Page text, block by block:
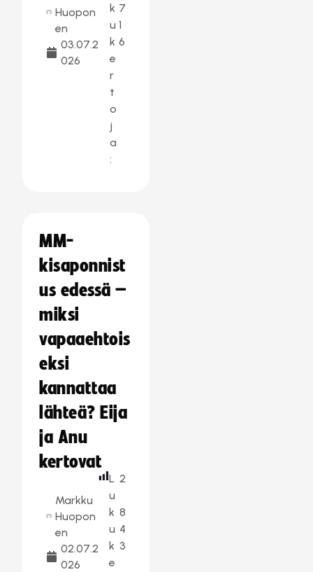
Huopon
en
03.07.2
026
k
u
k
e
r
t
o
j
a
:
7
1
6
MM-
kisaponnist
us edessä –
miksi
vapaaehtois
eksi
kannattaa
lähteä? Eija
ja Anu
kertovat
Markku
Huopon
en
02.07.2
026
L
u
k
u
k
e
2
8
4
3